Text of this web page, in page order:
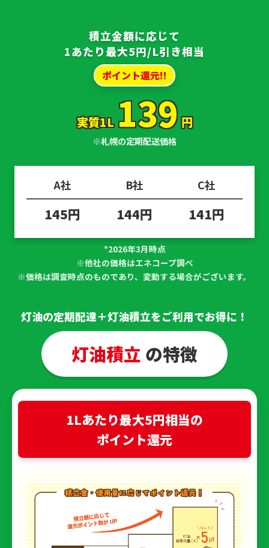
積立金額に応じて
1あたり最大5円/L引き相当
ポイント還元!!
実質1L 139円
※札幌の定期配送価格
A社 B社 C社
145円 144円 141円
*2026年3月時点
※他社の価格はエネコープ調べ
※価格は調査時点のものであり、変動する場合がございます。
灯油の定期配達＋灯油積立をご利用でお得に！
灯油積立 の特徴
1Lあたり最大5円相当の
ポイント還元